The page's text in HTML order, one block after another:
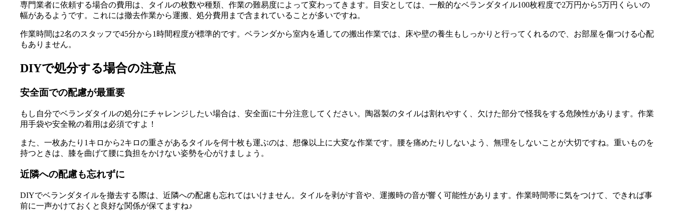
専門業者に依頼する場合の費用は、タイルの枚数や種類、作業の難易度によって変わってきます。目安としては、一般的なベランダタイル100枚程度で2万円から5万円くらいの
幅があるようです。これには撤去作業から運搬、処分費用まで含まれていることが多いですね。
作業時間は2名のスタッフで45分から1時間程度が標準的です。ベランダから室内を通しての搬出作業では、床や壁の養生もしっかりと行ってくれるので、お部屋を傷つける心配
もありません。
DIYで処分する場合の注意点
安全面での配慮が最重要
もし自分でベランダタイルの処分にチャレンジしたい場合は、安全面に十分注意してください。陶器製のタイルは割れやすく、欠けた部分で怪我をする危険性があります。作業
用手袋や安全靴の着用は必須ですよ！
また、一枚あたり1キロから2キロの重さがあるタイルを何十枚も運ぶのは、想像以上に大変な作業です。腰を痛めたりしないよう、無理をしないことが大切ですね。重いものを
持つときは、膝を曲げて腰に負担をかけない姿勢を心がけましょう。
近隣への配慮も忘れずに
DIYでベランダタイルを撤去する際は、近隣への配慮も忘れてはいけません。タイルを剥がす音や、運搬時の音が響く可能性があります。作業時間帯に気をつけて、できれば事
前に一声かけておくと良好な関係が保てますね♪